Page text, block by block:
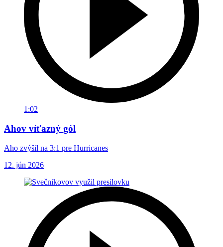
1:02
Ahov víťazný gól
Aho zvýšil na 3:1 pre Hurricanes
12. jún 2026